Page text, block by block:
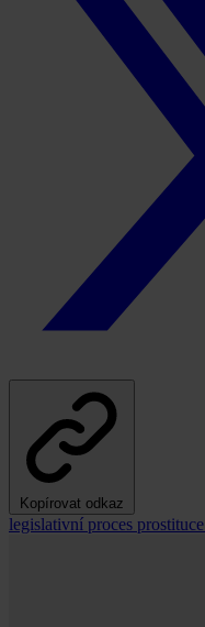
Kopírovat odkaz
legislativní proces prostituce